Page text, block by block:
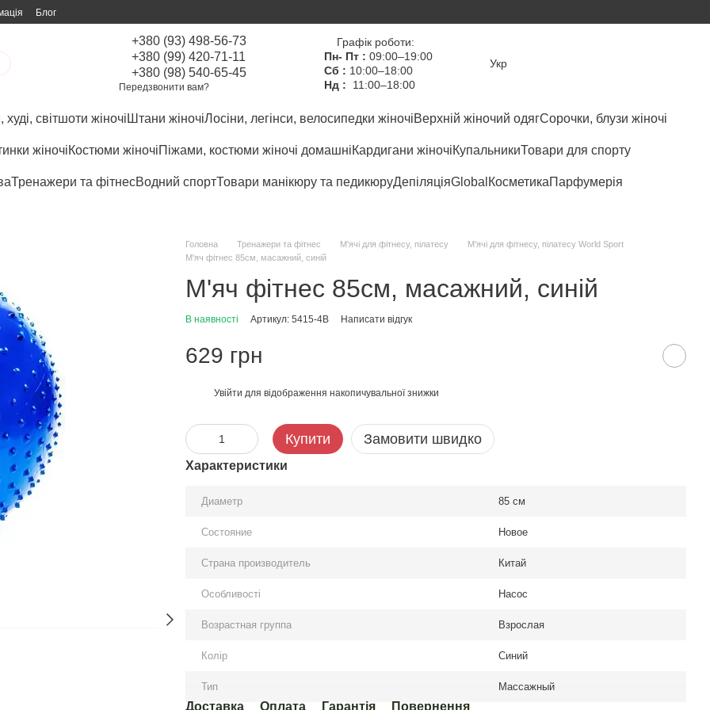
Блог
+380 (93) 498-56-73
+380 (99) 420-71-11
+380 (98) 540-65-45
Передзвонити вам?
Графік роботи:
Пн- Пт : 09:00–19:00
Сб : 10:00–18:00
Нд :
11:00–18:00
Укр
худі, світшоти жіночі Штани жіночіЛосіни, легінси, велосипедки жіночіВерхній жіночий одягСорочки, блузи жіночі
жіночіКостюми жіночіПіжами, костюми жіночі домашніКардигани жіночіКупальникиТовари для спорту
Тренажери та фітнесВодний спортТовари манікюру та педикюруДепіляціяGlobal КосметикаПарфумерія
Головна Тренажери та фітнес М'ячі для фітнесу, пілатесу
М'ячі для фітнесу, пілатесу World Sport
М'яч фітнес 85см, масажний, синій
М'яч фітнес 85см, масажний, синій
В наявності Артикул: 5415-4B Написати відгук
629 грн
Увійти для відображення накопичувальної знижки
Купити Замовити швидко
Характеристики
Диаметр 85 см
Состояние Новое
Страна производитель Китай
Особливості Насос
Возрастная группа Взрослая
Колір Синий
Тип Массажный
Доставка Оплата Гарантія Повернення